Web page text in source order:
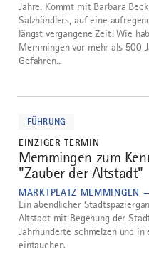
Jahre. Kommt mit Barbara
Salzhändlers, auf eine
längst vergangene Zeit! Wie
Memmingen vor mehr als 500
Gefahren...
FÜHRUNG
EINZIGER TERMIN
2
Memmingen zum
"Zauber der Altstadt"
MARKTPLATZ MEMMINGEN
Ein abendlicher
Altstadt mit Begehung der
Jahrhunderte schmelzen und in
eintauchen.